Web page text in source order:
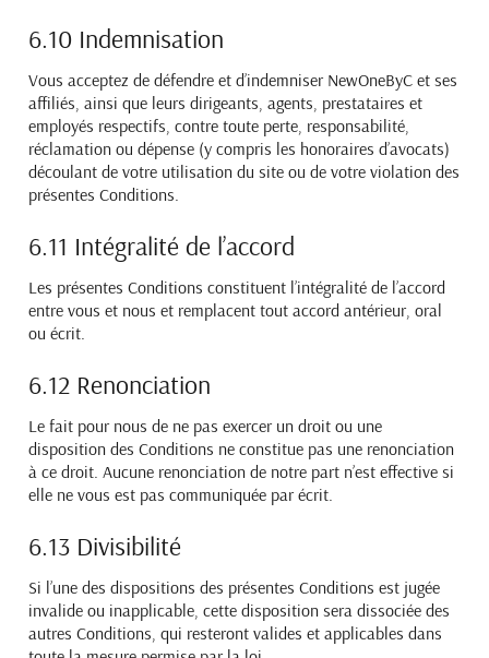
6.10 Indemnisation
Vous acceptez de défendre et d’indemniser NewOneByC et ses
affiliés, ainsi que leurs dirigeants, agents, prestataires et
employés respectifs, contre toute perte, responsabilité,
réclamation ou dépense (y compris les honoraires d’avocats)
découlant de votre utilisation du site ou de votre violation des
présentes Conditions.
6.11 Intégralité de l’accord
Les présentes Conditions constituent l’intégralité de l’accord
entre vous et nous et remplacent tout accord antérieur, oral
ou écrit.
6.12 Renonciation
Le fait pour nous de ne pas exercer un droit ou une
disposition des Conditions ne constitue pas une renonciation
à ce droit. Aucune renonciation de notre part n’est effective si
elle ne vous est pas communiquée par écrit.
6.13 Divisibilité
Si l’une des dispositions des présentes Conditions est jugée
invalide ou inapplicable, cette disposition sera dissociée des
autres Conditions, qui resteront valides et applicables dans